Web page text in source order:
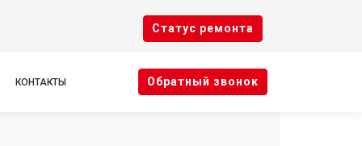
Cтатус ремонта
КОНТАКТЫ Oбратный звонок